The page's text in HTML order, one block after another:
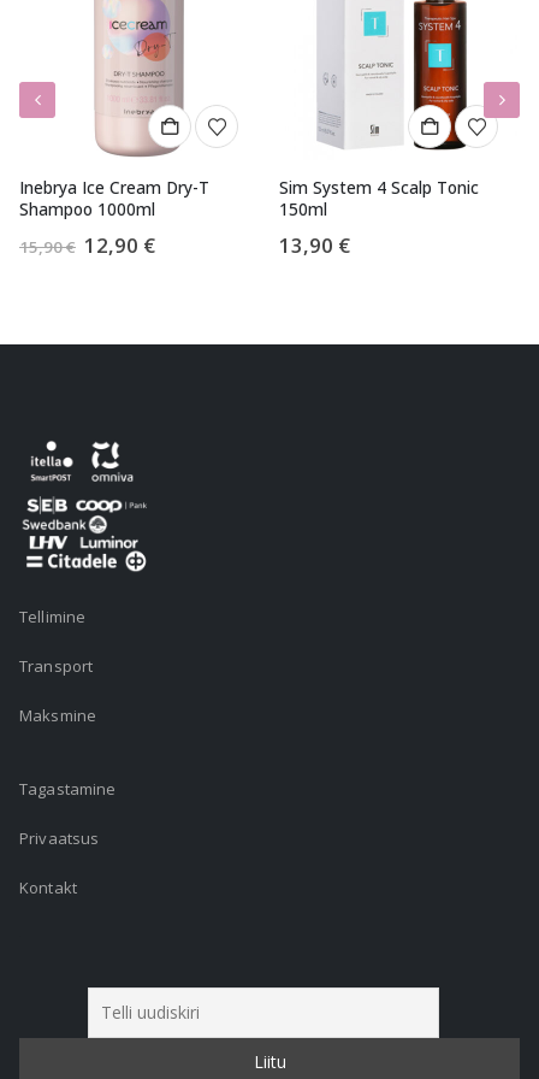
Inebrya Ice Cream Dry-T
Shampoo 1000ml
15,90€ Algne
hind
12,90 €Praegune
Sim System 4 Scalp Tonic
150ml
13,90 €
Tellimine
Transport
Maksmine
Tagastamine
Privaatsus
Kontakt